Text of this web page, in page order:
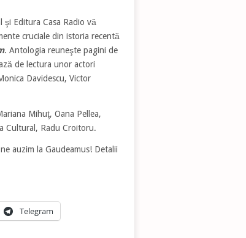
şi Editura Casa Radio vă
cruciale din istoria recentă
. Antologia reuneşte pagini de
de lectura unor actori
Davidescu, Victor
Mihuţ, Oana Pellea,
Cultural, Radu Croitoru.
auzim la Gaudeamus! Detalii
Telegram